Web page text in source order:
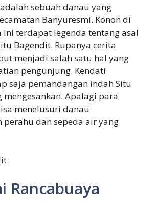
sebuah danau yang
Banyuresmi. Konon di
terdapat legenda tentang asal
Bagendit. Rupanya cerita
menjadi salah satu hal yang
pengunjung. Kendati
saja pemandangan indah Situ
mengesankan. Apalagi para
menelusuri danau
perahu dan sepeda air yang
Rancabuaya